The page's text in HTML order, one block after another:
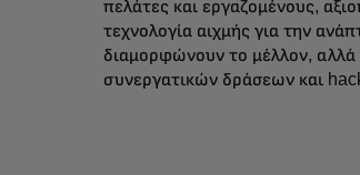
πελάτες και εργαζομένους,
τεχνολογία αιχμής για την
διαμορφώνουν το μέλλον, αλλά
συνεργατικών δράσεων και